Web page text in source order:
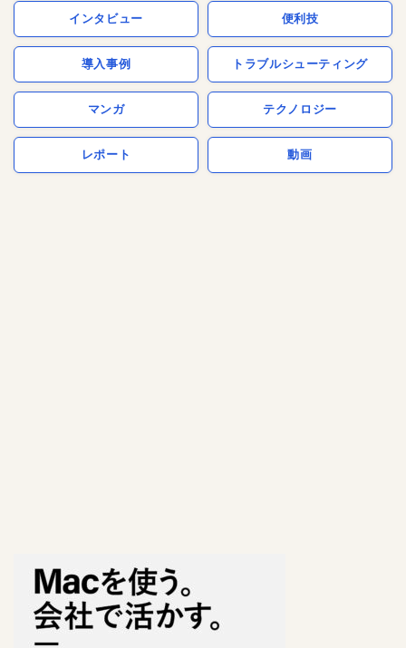
インタビュー 便利技
導入事例 トラブルシューティング
マンガ テクノロジー
レポート 動画